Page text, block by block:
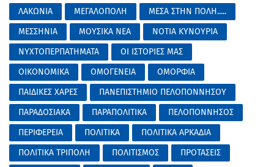
ΛΑΚΩΝΙΑ
ΜΕΓΑΛΟΠΟΛΗ
ΜΕΣΑ ΣΤΗΝ ΠΟΛΗ.....
ΜΕΣΣΗΝΙΑ
ΜΟΥΣΙΚΑ ΝΕΑ
ΝΟΤΙΑ ΚΥΝΟΥΡΙΑ
ΝΥΧΤΟΠΕΡΠΑΤΗΜΑΤΑ
ΟΙ ΙΣΤΟΡΙΕΣ ΜΑΣ
ΟΙΚΟΝΟΜΙΚΑ
ΟΜΟΓΕΝΕΙΑ
ΟΜΟΡΦΙΑ
ΠΑΙΔΙΚΕΣ ΧΑΡΕΣ
ΠΑΝΕΠΙΣΤΗΜΙΟ ΠΕΛΟΠΟΝΝΗΣΟΥ
ΠΑΡΑΔΟΣΙΑΚΑ
ΠΑΡΑΠΟΛΙΤΙΚΑ
ΠΕΛΟΠΟΝΝΗΣΟΣ
ΠΕΡΙΦΕΡΕΙΑ
ΠΟΛΙΤΙΚΑ
ΠΟΛΙΤΙΚΑ ΑΡΚΑΔΙΑ
ΠΟΛΙΤΙΚΑ ΤΡΙΠΟΛΗ
ΠΟΛΙΤΙΣΜΟΣ
ΠΡΟΤΑΣΕΙΣ